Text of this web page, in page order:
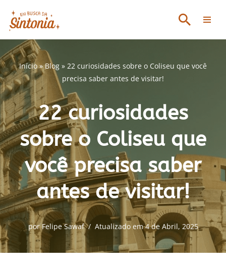
Avançar
para
o
conteúdo
Início»Blog » 22 curiosidades sobre o Coliseu que você
precisa saber antes de visitar!
22 curiosidades
sobre o Coliseu que
você precisa saber
antes de visitar!
porFelipe Sawaf Atualizado em 4 de Abril, 2025